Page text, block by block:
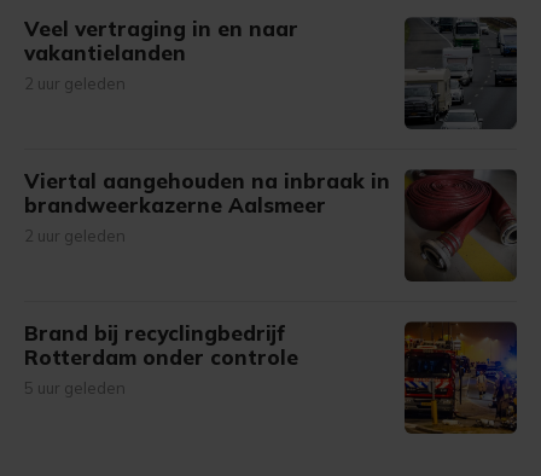
Veel vertraging in en naar
vakantielanden
2 uur geleden
Viertal aangehouden na inbraak in
brandweerkazerne Aalsmeer
2 uur geleden
Brand bij recyclingbedrijf
Rotterdam onder controle
5 uur geleden